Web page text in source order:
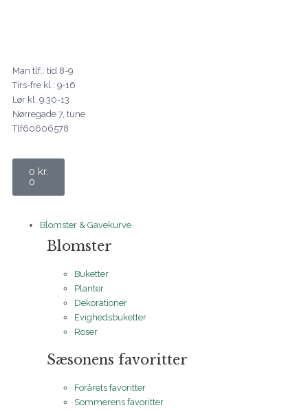
Man tlf.: tid 8-9
Tirs-fre kl.: 9-16
Lør kl. 9.30-13
Nørregade 7, tune
Tlf60606578
0 kr.
0
Kurv
Blomster & Gavekurve
Blomster
Buketter
Planter
Dekorationer
Evighedsbuketter
Roser
Sæsonens favoritter
Forårets favoritter
Sommerens favoritter